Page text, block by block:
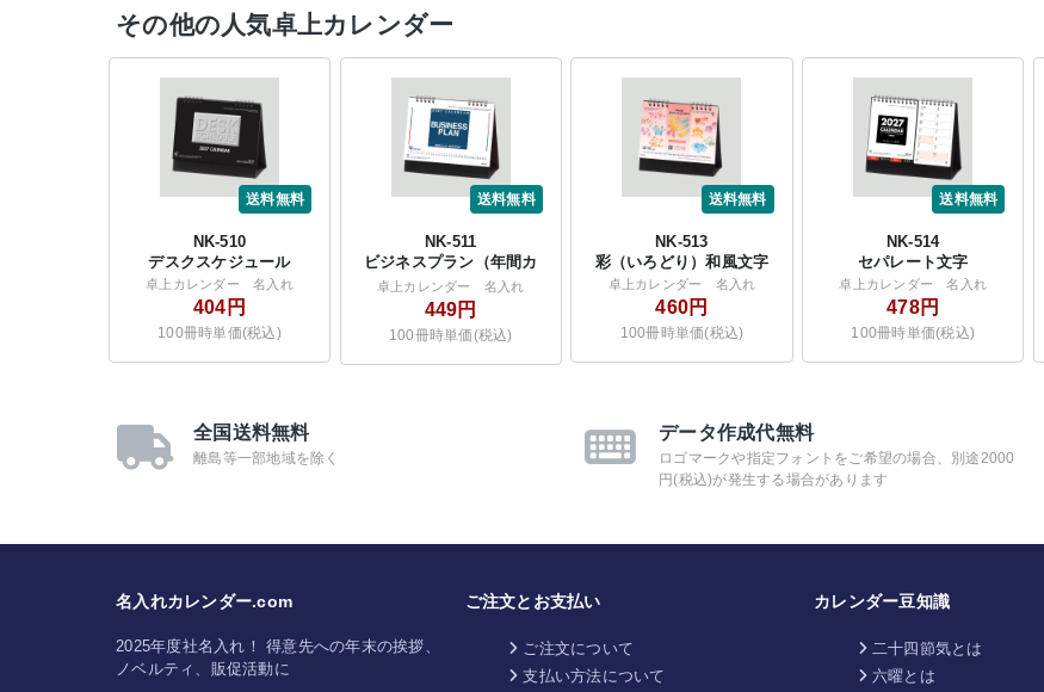
その他の人気卓上カレンダー
送料無料
NK-510
デスクスケジュール
卓上カレンダー 名入れ
404円
100冊時単価(税込)
送料無料
NK-511
ビジネスプラン（年間カ
レンダー付）
卓上カレンダー 名入れ
449円
100冊時単価(税込)
送料無料
NK-513
彩（いろどり）和風文字
卓上カレンダー 名入れ
460円
100冊時単価(税込)
送料無料
NK-514
セパレート文字
卓上カレンダー 名入れ
478円
100冊時単価(税込)
全国送料無料
離島等一部地域を除く
データ作成代無料
ロゴマークや指定フォントをご希望の場合、別途2000
円(税込)が発生する場合があります
名入れカレンダー.com
2025年度社名入れ！ 得意先への年末の挨拶、
ノベルティ、販促活動に
ご注文とお支払い
ご注文について
支払い方法について
カレンダー豆知識
二十四節気とは
六曜とは